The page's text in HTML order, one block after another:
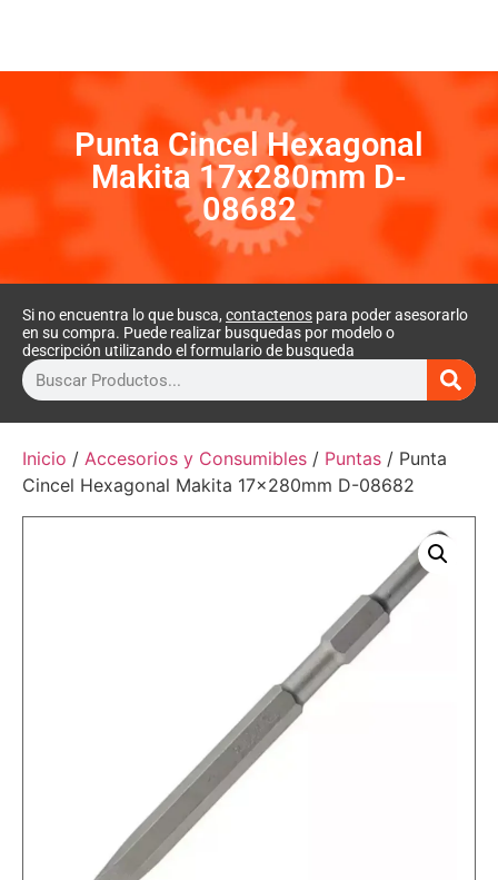
Punta Cincel Hexagonal
Makita 17x280mm D-
08682
Si no encuentra lo que busca, contactenos para poder asesorarlo
en su compra. Puede realizar busquedas por modelo o
descripción utilizando el formulario de busqueda
Inicio / Accesorios y Consumibles / Puntas / Punta
Cincel Hexagonal Makita 17x280mm D-08682